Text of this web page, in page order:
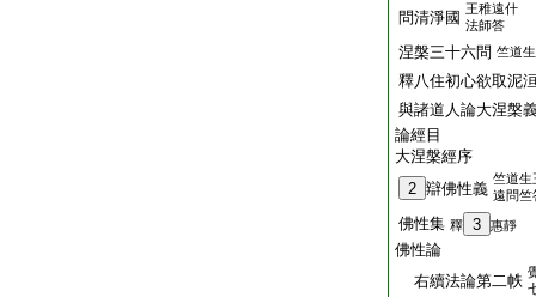
問清淨國 王稚遠什
法師答
涅槃三十六問 竺道生
釋八住初心欲取泥
與諸道人論大涅槃
論經目
大涅槃經序
2 辯佛性義
竺道生
遠問竺
佛性集 釋 3 惠靜
佛性論
右續法論第二帙